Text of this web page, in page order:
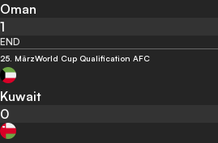
Oman
1
END
25. MärzWorld Cup Qualification AFC
Kuwait
0